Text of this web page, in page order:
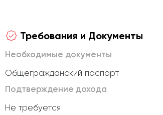
Требования и Документы
Необходимые документы
Общегражданский паспорт
Подтверждение дохода
Не требуется